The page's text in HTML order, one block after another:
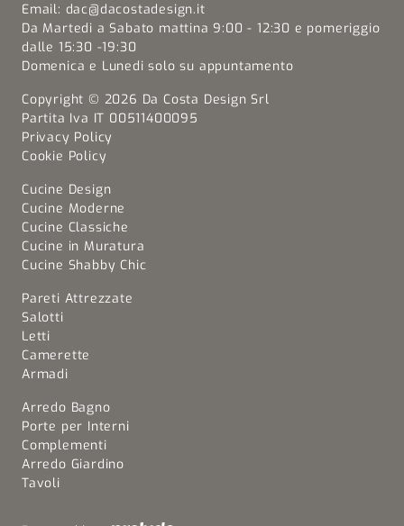
Email: dac@dacostadesign.it
Da Martedi a Sabato mattina 9:00 - 12:30 e pomeriggio
dalle 15:30 -19:30
Domenica e Lunedi solo su appuntamento
Copyright © 2026 Da Costa Design Srl
Partita Iva IT 00511400095
Privacy Policy
Cookie Policy
Cucine Design
Cucine Moderne
Cucine Classiche
Cucine in Muratura
Cucine Shabby Chic
Pareti Attrezzate
Salotti
Letti
Camerette
Armadi
Arredo Bagno
Porte per Interni
Complementi
Arredo Giardino
Tavoli